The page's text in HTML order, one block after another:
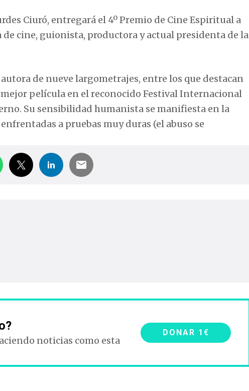
Ciuró, entregará el 4º Premio de Cine Espiritual a
cine, guionista, productora y actual presidenta de la
de nueve largometrajes, entre los que destacan
película en el reconocido Festival Internacional
Su sensibilidad humanista se manifiesta en la
a pruebas muy duras (el abuso se
noticias como esta
DONAR 1€